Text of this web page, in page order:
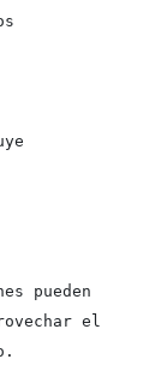
pueden
el